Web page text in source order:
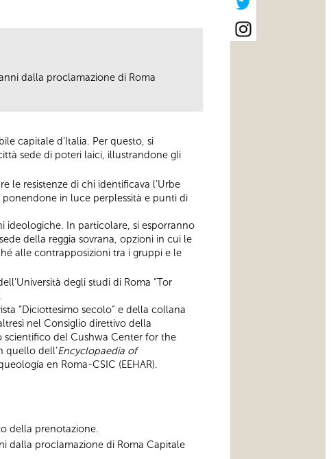
dalla proclamazione di Roma
capitale d’Italia. Per questo, si
sede di poteri laici, illustrandone gli
le resistenze di chi identificava l’Urbe
in luce perplessità e punti di
ideologiche. In particolare, si esporranno
della reggia sovrana, opzioni in cui le
alle contrapposizioni tra i gruppi e le
degli studi di Roma “Tor
“Diciottesimo secolo” e della collana
nel Consiglio direttivo della
scientifico del Cushwa Center for the
quello dell’Encyclopaedia of
en Roma-CSIC (EEHAR).
della prenotazione.
dalla proclamazione di Roma Capitale